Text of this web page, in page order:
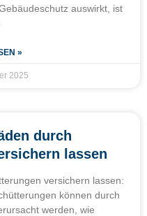
auswirkt, ist
»
2025
durch
lassen
versichern lassen:
können durch
werden, wie